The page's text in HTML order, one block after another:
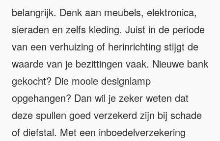
belangrijk. Denk aan meubels, elektronica,
sieraden en zelfs kleding. Juist in de periode
van een verhuizing of herinrichting stijgt de
waarde van je bezittingen vaak. Nieuwe bank
gekocht? Die mooie designlamp
opgehangen? Dan wil je zeker weten dat
deze spullen goed verzekerd zijn bij schade
of diefstal. Met een inboedelverzekering